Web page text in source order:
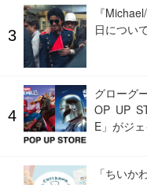
『
日につい
グローグ
OP UP
E」がジ
「ちいか